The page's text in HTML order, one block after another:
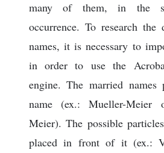
many of them, in the
occurrence. To research the
names, it is necessary to
in order to use the
engine. The married names
name (ex.: Mueller-Meier
Meier). The possible
placed in front of it (ex.: